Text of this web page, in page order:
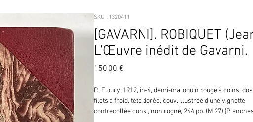
SKU : 1320411
[GAVARNI]. ROBIQUET
L'Œuvre inédit de Gavarni.
150,00 €
P., Floury, 1912, in-4, demi-maroquin rouge à coins,
filets à froid, tête dorée, couv. illustrée d'une vignette
contrecollée cons., non rogné, 244 pp. (M.27)